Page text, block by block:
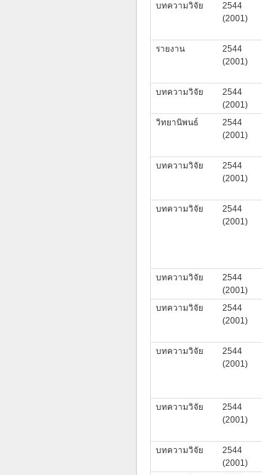
บทความวิจัย
2544
(2001)
รายงาน
2544
(2001)
บทความวิจัย
2544
(2001)
วิทยานิพนธ์
2544
(2001)
บทความวิจัย
2544
(2001)
บทความวิจัย
2544
(2001)
บทความวิจัย
2544
(2001)
บทความวิจัย
2544
(2001)
บทความวิจัย
2544
(2001)
บทความวิจัย
2544
(2001)
บทความวิจัย
2544
(2001)